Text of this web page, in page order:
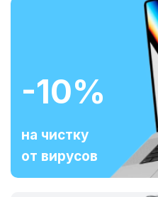
-10%
на чистку
от вирусов